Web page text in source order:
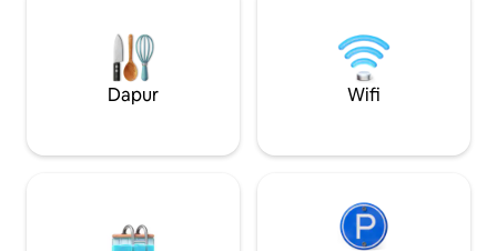
Kuil Gua Chetawan (Wat Khu Ba Noi) -
Kuil Bo Kaew, lihat mural logam - Tempat
kabus di kepala bandar Lee -
tradisional.
tetamu yang
berehat daripada
Dapur Wifi